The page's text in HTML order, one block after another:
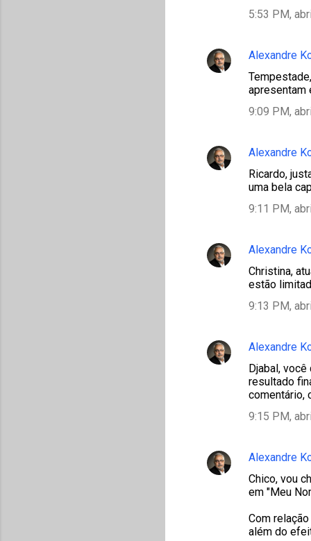
5:53 PM,
Alexandre
apresentam
9:09 PM,
Alexandre
Ricardo,
uma bela
9:11 PM,
Alexandre
Christina,
estão
9:13 PM,
Alexandre
Djabal,
resultado
comentário,
9:15 PM,
Alexandre
Chico, vou
em "Meu
Com
além do